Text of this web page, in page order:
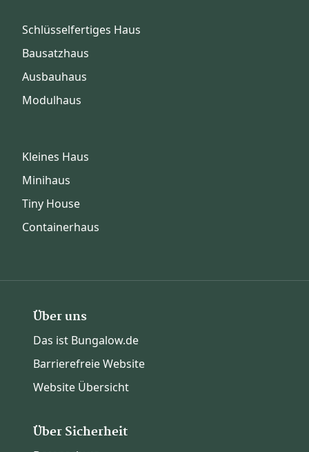
Schlüsselfertiges Haus
Bausatzhaus
Ausbauhaus
Modulhaus
Kleines Haus
Minihaus
Tiny House
Containerhaus
Über uns
Das ist Bungalow.de
Barrierefreie Website
Website Übersicht
Über Sicherheit